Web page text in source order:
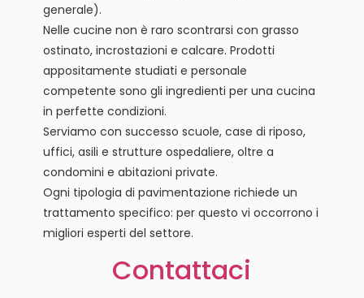
generale).
Nelle cucine non è raro scontrarsi con grasso
ostinato, incrostazioni e calcare. Prodotti
appositamente studiati e personale
competente sono gli ingredienti per una cucina
in perfette condizioni.
Serviamo con successo scuole, case di riposo,
uffici, asili e strutture ospedaliere, oltre a
condomini e abitazioni private.
Ogni tipologia di pavimentazione richiede un
trattamento specifico: per questo vi occorrono i
migliori esperti del settore.
Contattaci